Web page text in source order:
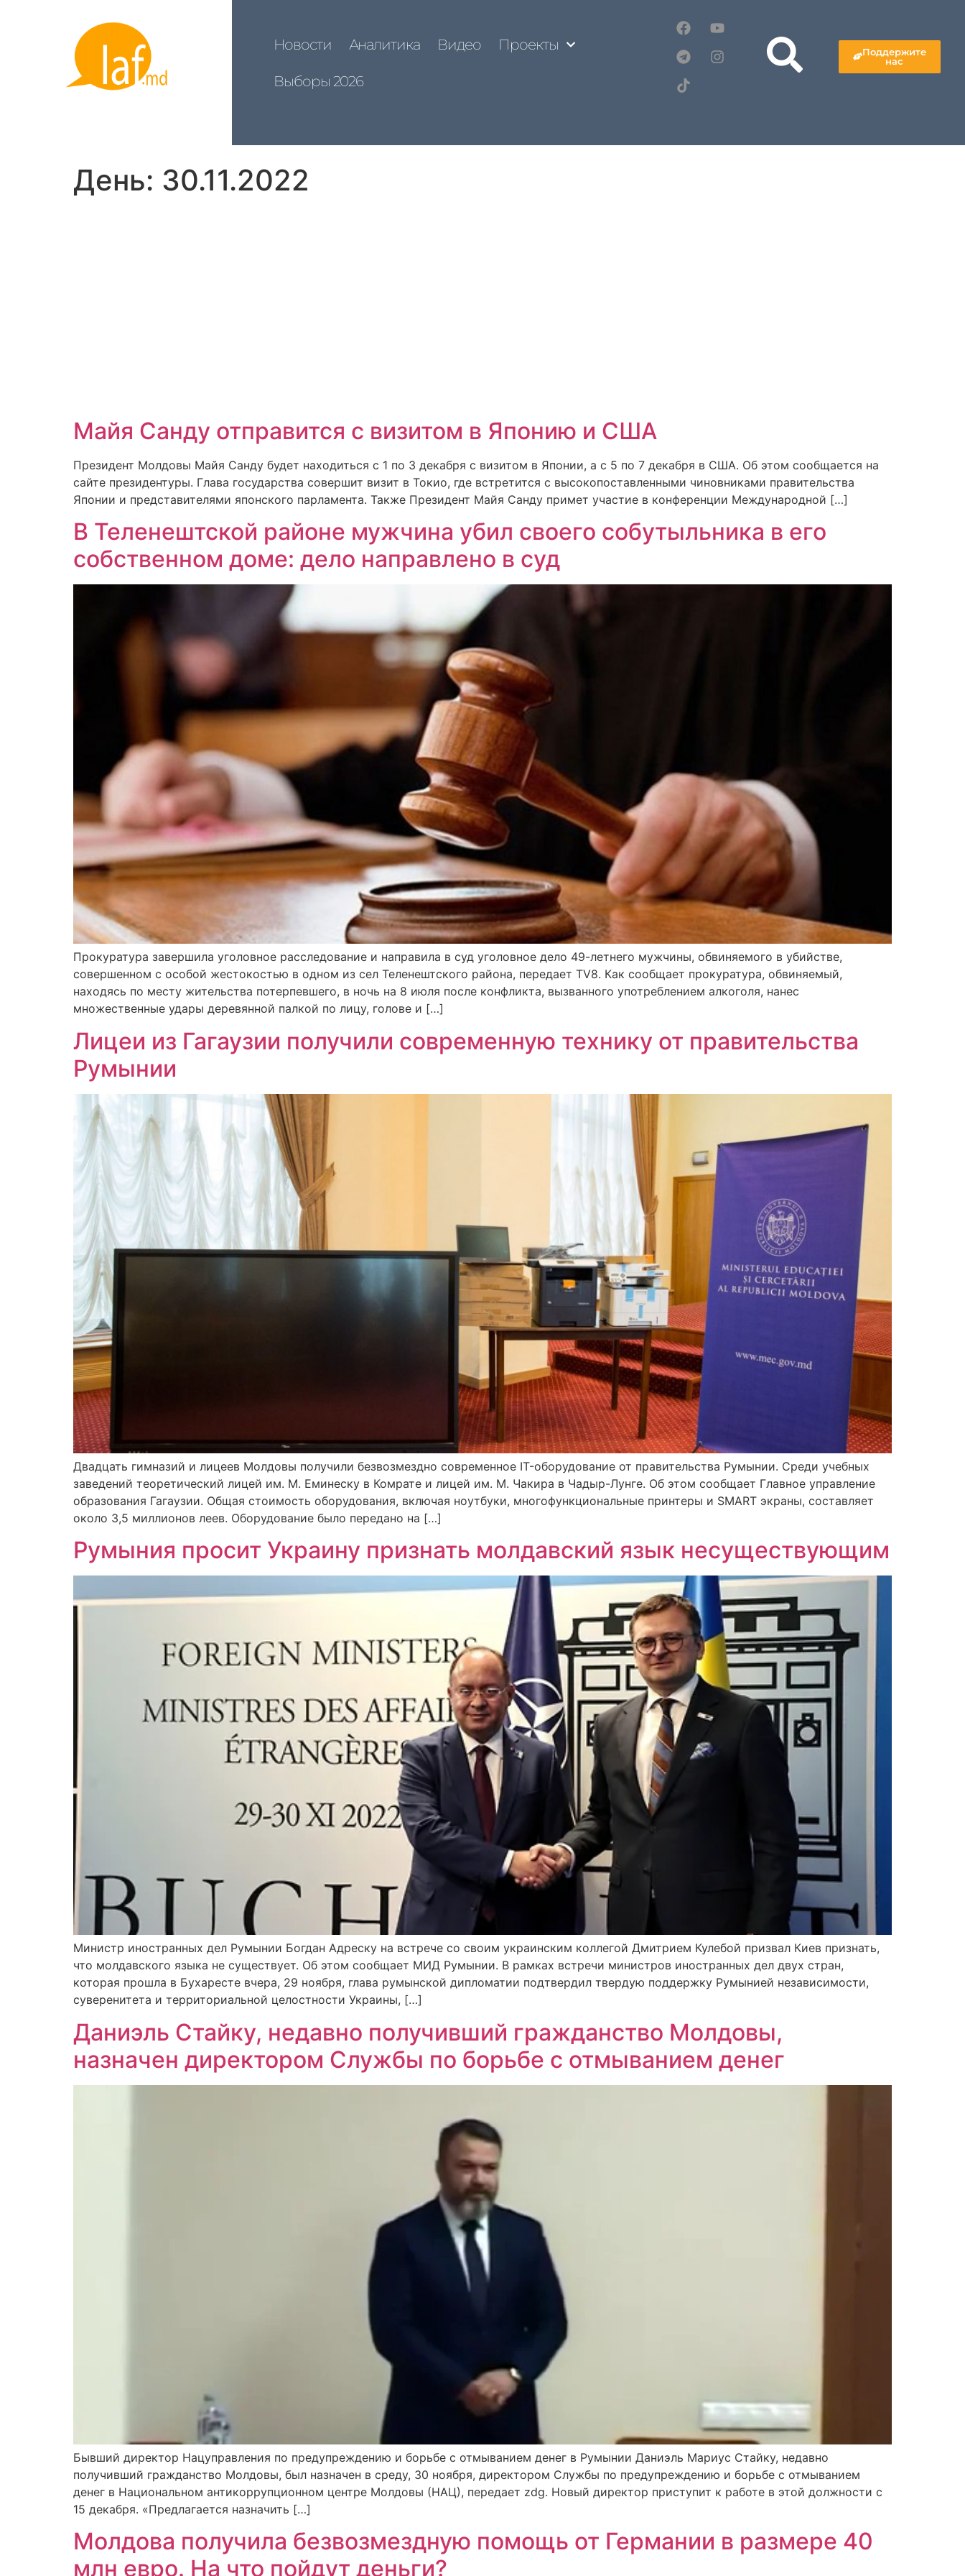
Новости Аналитика Видео Проекты
Выборы 2026
Поддержите
нас
День: 30.11.2022
Майя Санду отправится с визитом в Японию и США
Президент Молдовы Майя Санду будет находиться с 1 по 3 декабря c визитом в Японии, а с 5 по 7 декабря в США. Об этом сообщается на
сайте президентуры. Глава государства совершит визит в Токио, где встретится с высокопоставленными чиновниками правительства
Японии и представителями японского парламента. Также Президент Майя Санду примет участие в конференции Международной […]
В Теленештской районе мужчина убил своего собутыльника в его
собственном доме: дело направлено в суд
Прокуратура завершила уголовное расследование и направила в суд уголовное дело 49-летнего мужчины, обвиняемого в убийстве,
совершенном с особой жестокостью в одном из сел Теленештского района, передает TV8. Как сообщает прокуратура, обвиняемый,
находясь по месту жительства потерпевшего, в ночь на 8 июля после конфликта, вызванного употреблением алкоголя, нанес
множественные удары деревянной палкой по лицу, голове и […]
Лицеи из Гагаузии получили современную технику от правительства
Румынии
Двадцать гимназий и лицеев Молдовы получили безвозмездно современное IT-оборудование от правительства Румынии. Среди учебных
заведений теоретический лицей им. М. Еминеску в Комрате и лицей им. М. Чакира в Чадыр-Лунге. Об этом сообщает Главное управление
образования Гагаузии. Общая стоимость оборудования, включая ноутбуки, многофункциональные принтеры и SMART экраны, составляет
около 3,5 миллионов леев. Оборудование было передано на […]
Румыния просит Украину признать молдавский язык несуществующим
Министр иностранных дел Румынии Богдан Адреску на встрече со своим украинским коллегой Дмитрием Кулебой призвал Киев признать,
что молдавского языка не существует. Об этом сообщает МИД Румынии. В рамках встречи министров иностранных дел двух стран,
которая прошла в Бухаресте вчера, 29 ноября, глава румынской дипломатии подтвердил твердую поддержку Румынией независимости,
суверенитета и территориальной целостности Украины, […]
Даниэль Стайку, недавно получивший гражданство Молдовы,
назначен директором Службы по борьбе с отмыванием денег
Бывший директор Нацуправления по предупреждению и борьбе с отмыванием денег в Румынии Даниэль Мариус Стайку, недавно
получивший гражданство Молдовы, был назначен в среду, 30 ноября, директором Службы по предупреждению и борьбе с отмыванием
денег в Национальном антикоррупционном центре Молдовы (НАЦ), передает zdg. Новый директор приступит к работе в этой должности с
15 декабря. «Предлагается назначить […]
Молдова получила безвозмездную помощь от Германии в размере 40
млн евро. На что пойдут деньги?